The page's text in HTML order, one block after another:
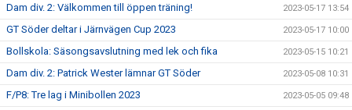
Dam div. 2: Välkommen till öppen träning! 2023-05-17 13:54
GT Söder deltar i Järnvägen Cup 2023 2023-05-17 10:00
Bollskola: Säsongsavslutning med lek och fika 2023-05-15 10:21
Dam div. 2: Patrick Wester lämnar GT Söder 2023-05-08 10:31
F/P8: Tre lag i Minibollen 2023 2023-05-05 09:48